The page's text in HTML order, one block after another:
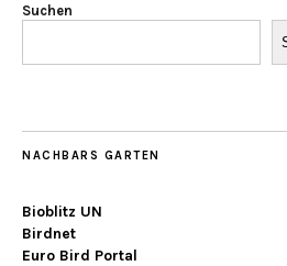
Suchen
NACHBARS GARTEN
Bioblitz UN
Birdnet
Euro Bird Portal